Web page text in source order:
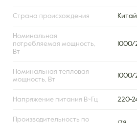
Страна происхождения Китай
Номинальная
потребляемая мощность,
Вт
Номинальная тепловая
мощность, Вт
Напряжение питания В~Гц 220-
Производительность по